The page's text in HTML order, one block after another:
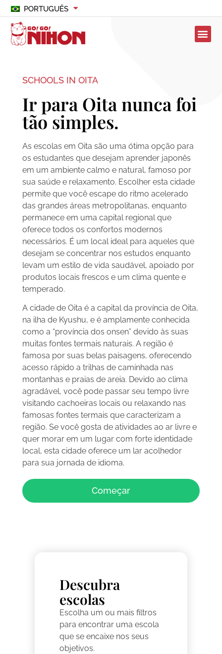
PORTUGUÊS
SCHOOLS IN OITA
Ir para Oita nunca foi
tão simples.
As escolas em Oita são uma ótima opção para
os estudantes que desejam aprender japonês
em um ambiente calmo e natural, famoso por
sua saúde e relaxamento. Escolher esta cidade
permite que você escape do ritmo acelerado
das grandes áreas metropolitanas, enquanto
permanece em uma capital regional que
oferece todos os confortos modernos
necessários. É um local ideal para aqueles que
desejam se concentrar nos estudos enquanto
levam um estilo de vida saudável, apoiado por
produtos locais frescos e um clima quente e
temperado.
A cidade de Oita é a capital da província de Oita,
na ilha de Kyushu, e é amplamente conhecida
como a “província dos onsen” devido às suas
muitas fontes termais naturais. A região é
famosa por suas belas paisagens, oferecendo
acesso rápido a trilhas de caminhada nas
montanhas e praias de areia. Devido ao clima
agradável, você pode passar seu tempo livre
visitando cachoeiras locais ou relaxando nas
famosas fontes termais que caracterizam a
região. Se você gosta de atividades ao ar livre e
quer morar em um lugar com forte identidade
local, esta cidade oferece um lar acolhedor
para sua jornada de idioma.
Começar
Descubra
escolas
Escolha um ou mais filtros
para encontrar uma escola
que se encaixe nos seus
objetivos.